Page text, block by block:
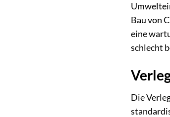
Bau von
eine
schlecht
Die